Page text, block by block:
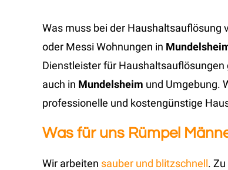
Was muss bei der Haushaltsauflösung
oder Messi Wohnungen in
Dienstleister für
auch in Mundelsheim und Umgebung.
professionelle und kostengünstige
Was für uns Rümpel
Wir arbeiten sauber und blitzschnell.